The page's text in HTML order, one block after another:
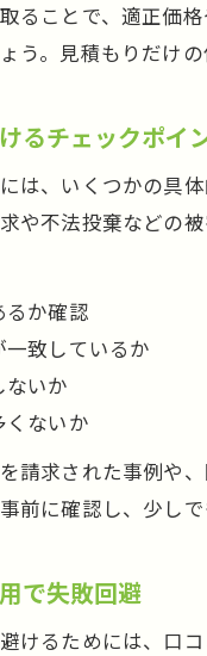
ることで、適正価
う。見積もりだけ
るチェックポイ
は、いくつかの具
や不法投棄などの被
るか確認
致しているか
いか
くないか
請求された事例や
前に確認し、少し
で失敗回避
けるためには、口